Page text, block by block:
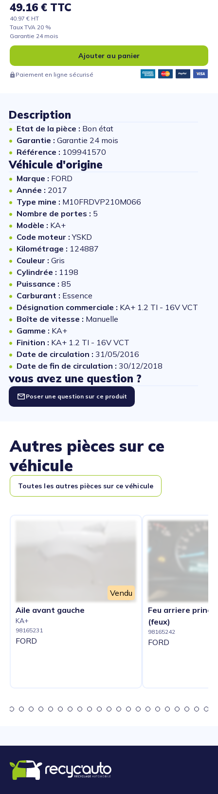
49.16 € TTC
40.97 € HT
Taux TVA 20 %
Garantie 24 mois
Ajouter au panier
Paiement en ligne sécurisé
Description
Etat de la pièce : Bon état
Garantie : Garantie 24 mois
Référence : 109941570
Véhicule d'origine
Marque : FORD
Année : 2017
Type mine : M10FRDVP210M066
Nombre de portes : 5
Modèle : KA+
Code moteur :YSKD
Kilométrage : 124887
Couleur : Gris
Cylindrée : 1198
Puissance : 85
Carburant : Essence
Désignation commerciale : KA+ 1.2 TI - 16V VCT
Boîte de vitesse : Manuelle
Gamme : KA+
Finition : KA+ 1.2 TI - 16V VCT
Date de circulation : 31/05/2016
Date de fin de circulation : 30/12/2018
vous avez une question ?
Poser une question sur ce produit
Autres pièces sur ce
véhicule
Toutes les autres pièces sur ce véhicule
Vendu
Aile avant gauche
KA+
98165231
FORD
Feu arriere
(feux)
98165242
FORD